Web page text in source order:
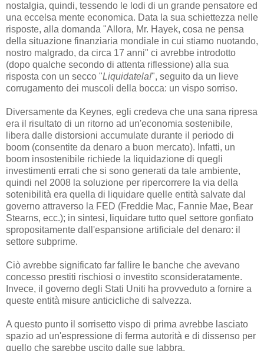
nostalgia, quindi, tessendo le lodi di un grande pensatore ed
una eccelsa mente economica. Data la sua schiettezza nelle
risposte, alla domanda "Allora, Mr. Hayek, cosa ne pensa
della situazione finanziaria mondiale in cui stiamo nuotando,
nostro malgrado, da circa 17 anni" ci avrebbe introdotto
(dopo qualche secondo di attenta riflessione) alla sua
risposta con un secco "Liquidatela!", seguito da un lieve
corrugamento dei muscoli della bocca: un vispo sorriso.
Diversamente da Keynes, egli credeva che una sana ripresa
era il risultato di un ritorno ad un'economia sostenibile,
libera dalle distorsioni accumulate durante il periodo di
boom (consentite da denaro a buon mercato). Infatti, un
boom insostenibile richiede la liquidazione di quegli
investimenti errati che si sono generati da tale ambiente,
quindi nel 2008 la soluzione per ripercorrere la via della
sotenibilità era quella di liquidare quelle entità salvate dal
governo attraverso la FED (Freddie Mac, Fannie Mae, Bear
Stearns, ecc.); in sintesi, liquidare tutto quel settore gonfiato
spropositamente dall'espansione artificiale del denaro: il
settore subprime.
Ciò avrebbe significato far fallire le banche che avevano
concesso prestiti rischiosi o investito sconsideratamente.
Invece, il governo degli Stati Uniti ha provveduto a fornire a
queste entità misure anticicliche di salvezza.
A questo punto il sorrisetto vispo di prima avrebbe lasciato
spazio ad un'espressione di ferma autorità e di dissenso per
quello che sarebbe uscito dalle sue labbra.